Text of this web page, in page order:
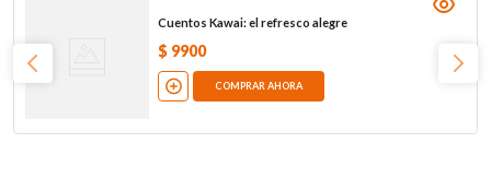
Cuentos Kawai: el refresco alegre
$ 9900
COMPRAR AHORA